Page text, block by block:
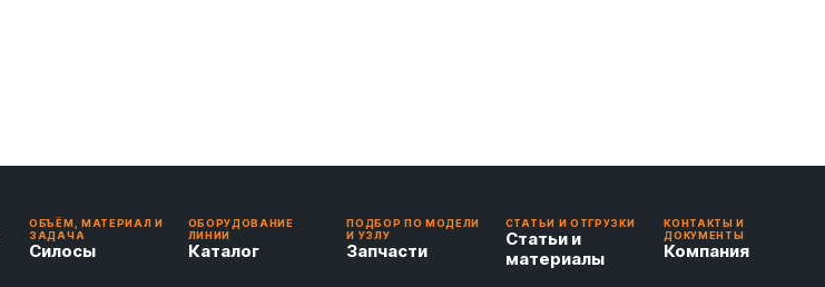
ОБЪЁМ, МАТЕРИАЛ И
ЗАДАЧА
Силосы
ОБОРУДОВАНИЕ
ЛИНИИ
Каталог
ПОДБОР ПО МОДЕЛИ
И УЗЛУ
Запчасти
СТАТЬИ И ОТГРУЗКИ
Статьи и
материалы
КОНТАКТЫ И
ДОКУМЕНТЫ
Компания